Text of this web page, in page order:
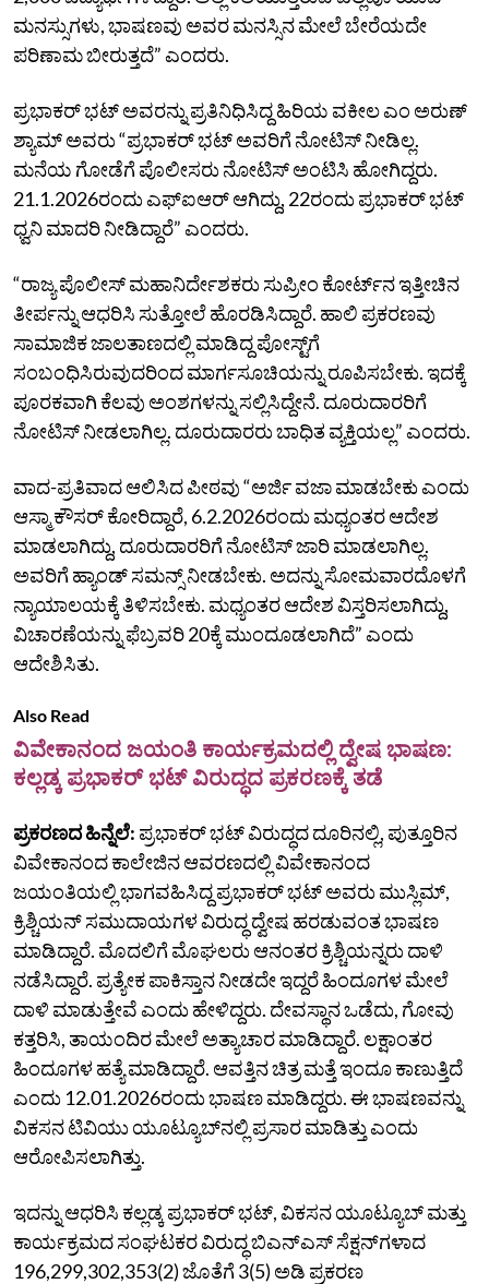
ಮನಸ್ಸುಗಳು, ಭಾಷಣವು ಅವರ ಮನಸ್ಸಿನ ಮೇಲೆ ಬೇರೆಯದೇ
ಪರಿಣಾಮ ಬೀರುತ್ತದೆ” ಎಂದರು.
ಪ್ರಭಾಕರ್‌ ಭಟ್‌ ಅವರನ್ನು ಪ್ರತಿನಿಧಿಸಿದ್ದ ಹಿರಿಯ ವಕೀಲ ಎಂ ಅರುಣ್‌
ಶ್ಯಾಮ್‌ ಅವರು “ಪ್ರಭಾಕರ್‌ ಭಟ್‌ ಅವರಿಗೆ ನೋಟಿಸ್‌ ನೀಡಿಲ್ಲ.
ಮನೆಯ ಗೋಡೆಗೆ ಪೊಲೀಸರು ನೋಟಿಸ್‌ ಅಂಟಿಸಿ ಹೋಗಿದ್ದರು.
21.1.2026ರಂದು ಎಫ್‌ಐಆರ್‌ ಆಗಿದ್ದು, 22ರಂದು ಪ್ರಭಾಕರ್‌ ಭಟ್‌
ಧ್ವನಿ ಮಾದರಿ ನೀಡಿದ್ದಾರೆ” ಎಂದರು.
“ರಾಜ್ಯ ಪೊಲೀಸ್‌ ಮಹಾನಿರ್ದೇಶಕರು ಸುಪ್ರೀಂ ಕೋರ್ಟ್‌ನ ಇತ್ತೀಚಿನ
ತೀರ್ಪನ್ನು ಆಧರಿಸಿ ಸುತ್ತೋಲೆ ಹೊರಡಿಸಿದ್ದಾರೆ. ಹಾಲಿ ಪ್ರಕರಣವು
ಸಾಮಾಜಿಕ ಜಾಲತಾಣದಲ್ಲಿ ಮಾಡಿದ್ದ ಪೋಸ್ಟ್‌ಗೆ
ಸಂಬಂಧಿಸಿರುವುದರಿಂದ ಮಾರ್ಗಸೂಚಿಯನ್ನು ರೂಪಿಸಬೇಕು. ಇದಕ್ಕೆ
ಪೂರಕವಾಗಿ ಕೆಲವು ಅಂಶಗಳನ್ನು ಸಲ್ಲಿಸಿದ್ದೇನೆ. ದೂರುದಾರರಿಗೆ
ನೋಟಿಸ್‌ ನೀಡಲಾಗಿಲ್ಲ. ದೂರುದಾರರು ಬಾಧಿತ ವ್ಯಕ್ತಿಯಲ್ಲ” ಎಂದರು.
ವಾದ-ಪ್ರತಿವಾದ ಆಲಿಸಿದ ಪೀಠವು “ಅರ್ಜಿ ವಜಾ ಮಾಡಬೇಕು ಎಂದು
ಆಸ್ಮಾ ಕೌಸರ್‌ ಕೋರಿದ್ದಾರೆ, 6.2.2026ರಂದು ಮಧ್ಯಂತರ ಆದೇಶ
ಮಾಡಲಾಗಿದ್ದು, ದೂರುದಾರರಿಗೆ ನೋಟಿಸ್‌ ಜಾರಿ ಮಾಡಲಾಗಿಲ್ಲ.
ಅವರಿಗೆ ಹ್ಯಾಂಡ್‌ ಸಮನ್ಸ್‌ ನೀಡಬೇಕು. ಅದನ್ನು ಸೋಮವಾರದೊಳಗೆ
ನ್ಯಾಯಾಲಯಕ್ಕೆ ತಿಳಿಸಬೇಕು. ಮಧ್ಯಂತರ ಆದೇಶ ವಿಸ್ತರಿಸಲಾಗಿದ್ದು,
ವಿಚಾರಣೆಯನ್ನು ಫೆಬ್ರವರಿ 20ಕ್ಕೆ ಮುಂದೂಡಲಾಗಿದೆ” ಎಂದು
ಆದೇಶಿಸಿತು.
Also Read
ವಿವೇಕಾನಂದ ಜಯಂತಿ ಕಾರ್ಯಕ್ರಮದಲ್ಲಿ ದ್ವೇಷ ಭಾಷಣ:
ಕಲ್ಲಡ್ಕ ಪ್ರಭಾಕರ್ ಭಟ್‌ ವಿರುದ್ಧದ ಪ್ರಕರಣಕ್ಕೆ ತಡೆ
ಪ್ರಕರಣದ ಹಿನ್ನೆಲೆ: ಪ್ರಭಾಕರ್‌ ಭಟ್‌ ವಿರುದ್ಧದ ದೂರಿನಲ್ಲಿ, ಪುತ್ತೂರಿನ
ವಿವೇಕಾನಂದ ಕಾಲೇಜಿನ ಆವರಣದಲ್ಲಿ ವಿವೇಕಾನಂದ
ಜಯಂತಿಯಲ್ಲಿ ಭಾಗವಹಿಸಿದ್ದ ಪ್ರಭಾಕರ್‌ ಭಟ್‌ ಅವರು ಮುಸ್ಲಿಮ್‌,
ಕ್ರಿಶ್ಚಿಯನ್‌ ಸಮುದಾಯಗಳ ವಿರುದ್ಧ ದ್ವೇಷ ಹರಡುವಂತ ಭಾಷಣ
ಮಾಡಿದ್ದಾರೆ. ಮೊದಲಿಗೆ ಮೊಘಲರು ಆನಂತರ ಕ್ರಿಶ್ಚಿಯನ್ನರು ದಾಳಿ
ನಡೆಸಿದ್ದಾರೆ. ಪ್ರತ್ಯೇಕ ಪಾಕಿಸ್ತಾನ ನೀಡದೇ ಇದ್ದರೆ ಹಿಂದೂಗಳ ಮೇಲೆ
ದಾಳಿ ಮಾಡುತ್ತೇವೆ ಎಂದು ಹೇಳಿದ್ದರು. ದೇವಸ್ಥಾನ ಒಡೆದು, ಗೋವು
ಕತ್ತರಿಸಿ, ತಾಯಂದಿರ ಮೇಲೆ ಅತ್ಯಾಚಾರ ಮಾಡಿದ್ದಾರೆ. ಲಕ್ಷಾಂತರ
ಹಿಂದೂಗಳ ಹತ್ಯೆ ಮಾಡಿದ್ದಾರೆ. ಆವತ್ತಿನ ಚಿತ್ರ ಮತ್ತೆ ಇಂದೂ ಕಾಣುತ್ತಿದೆ
ಎಂದು 12.01.2026ರಂದು ಭಾಷಣ ಮಾಡಿದ್ದರು. ಈ ಭಾಷಣವನ್ನು
ವಿಕಸನ ಟಿವಿಯು ಯೂಟ್ಯೂಬ್‌ನಲ್ಲಿ ಪ್ರಸಾರ ಮಾಡಿತ್ತು ಎಂದು
ಆರೋಪಿಸಲಾಗಿತ್ತು.
ಇದನ್ನು ಆಧರಿಸಿ ಕಲ್ಲಡ್ಕ ಪ್ರಭಾಕರ್‌ ಭಟ್‌, ವಿಕಸನ ಯೂಟ್ಯೂಬ್‌ ಮತ್ತು
ಕಾರ್ಯಕ್ರಮದ ಸಂಘಟಕರ ವಿರುದ್ಧ ಬಿಎನ್‌ಎಸ್‌ ಸೆಕ್ಷನ್‌ಗಳಾದ
196,299,302,353(2) ಜೊತೆಗೆ 3(5) ಅಡಿ ಪ್ರಕರಣ